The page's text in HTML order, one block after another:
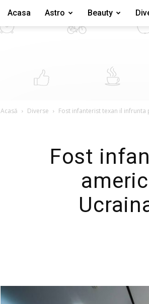
Acasa Astro Beauty
Acasă Diverse Fost infanterist texan il infrunta
Fost